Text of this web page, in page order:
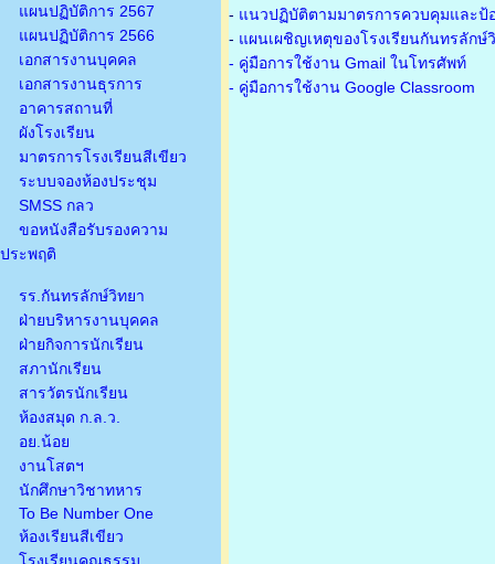
แผนปฏิบัติการ 2567
แผนปฏิบัติการ 2566
เอกสารงานบุคคล
เอกสารงานธุรการ
อาคารสถานที่
ผังโรงเรียน
มาตรการโรงเรียนสีเขียว
ระบบจองห้องประชุม
SMSS กลว
ขอหนังสือรับรองความ
ประพฤติ
รร.กันทรลักษ์วิทยา
ฝ่ายบริหารงานบุคคล
ฝ่ายกิจการนักเรียน
สภานักเรียน
สารวัตรนักเรียน
ห้องสมุด ก.ล.ว.
อย.น้อย
งานโสตฯ
นักศึกษาวิชาทหาร
To Be Number One
ห้องเรียนสีเขียว
- แนวปฏิบัติตามมาตรการควบคุมและป้
- แผนเผชิญเหตุของโรงเรียนกันทรลัก
- คู่มือการใช้งาน Gmail ในโทรศัพท์
- คู่มือการใช้งาน Google Classroom